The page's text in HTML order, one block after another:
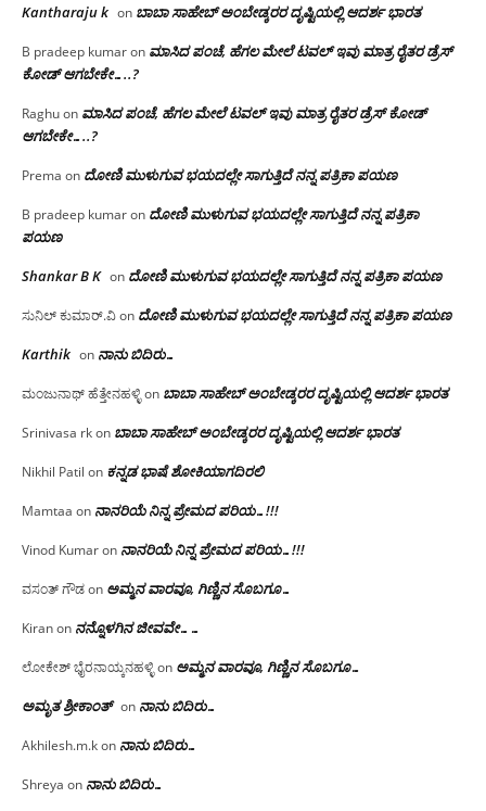
Kantharaju k on ಬಾಬಾ ಸಾಹೇಬ್ ಅಂಬೇಡ್ಕರರ ದೃಷ್ಟಿಯಲ್ಲಿ ಆದರ್ಶ ಭಾರತ
B pradeep kumaron ಮಾಸಿದ ಪಂಚೆ, ಹೆಗಲ ಮೇಲೆ ಟವಲ್‌ ಇವು ಮಾತ್ರ ರೈತರ ಡ್ರೆಸ್‌
ಕೋಡ್ ಆಗಬೇಕೇ…..?‌
Raghuon ಮಾಸಿದ ಪಂಚೆ, ಹೆಗಲ ಮೇಲೆ ಟವಲ್‌ ಇವು ಮಾತ್ರ ರೈತರ ಡ್ರೆಸ್‌ ಕೋಡ್
ಆಗಬೇಕೇ…..?‌
Prema on ದೋಣಿ ಮುಳುಗುವ ಭಯದಲ್ಲೇ ಸಾಗುತ್ತಿದೆ ನನ್ನ ಪತ್ರಿಕಾ ಪಯಣ
B pradeep kumaron ದೋಣಿ ಮುಳುಗುವ ಭಯದಲ್ಲೇ ಸಾಗುತ್ತಿದೆ ನನ್ನ ಪತ್ರಿಕಾ
ಪಯಣ
Shankar B K on ದೋಣಿ ಮುಳುಗುವ ಭಯದಲ್ಲೇ ಸಾಗುತ್ತಿದೆ ನನ್ನ ಪತ್ರಿಕಾ ಪಯಣ
ಸುನಿಲ್ ಕುಮಾರ್.ವಿon ದೋಣಿ ಮುಳುಗುವ ಭಯದಲ್ಲೇ ಸಾಗುತ್ತಿದೆ ನನ್ನ ಪತ್ರಿಕಾ ಪಯಣ
Karthik on ನಾನು ಬಿದಿರು…
ಮಂಜುನಾಥ್ ಹೆತ್ತೇನಹಳ್ಳಿon ಬಾಬಾ ಸಾಹೇಬ್ ಅಂಬೇಡ್ಕರರ ದೃಷ್ಟಿಯಲ್ಲಿ ಆದರ್ಶ ಭಾರತ
Srinivasa rkon ಬಾಬಾ ಸಾಹೇಬ್ ಅಂಬೇಡ್ಕರರ ದೃಷ್ಟಿಯಲ್ಲಿ ಆದರ್ಶ ಭಾರತ
Nikhil Patil on ಕನ್ನಡ ಭಾಷೆ ಶೋಕಿಯಾಗದಿರಲಿ
Mamtaa on ನಾನರಿಯೆ ನಿನ್ನ ಪ್ರೇಮದ ಪರಿಯ…!!!
Vinod Kumaron ನಾನರಿಯೆ ನಿನ್ನ ಪ್ರೇಮದ ಪರಿಯ…!!!
ವಸಂತ್ ಗೌಡon ಅಮ್ಮನ ವಾರವೂ, ಗಿಣ್ಣಿನ ಸೊಬಗೂ…
Kiranon ನನ್ನೊಳಗಿನ ಜೀವವೇ……
ಲೋಕೇಶ್ ಭೈರನಾಯ್ಕನಹಳ್ಳಿon ಅಮ್ಮನ ವಾರವೂ, ಗಿಣ್ಣಿನ ಸೊಬಗೂ…
ಅಮೃತ ಶ್ರೀಕಾಂತ್ on ನಾನು ಬಿದಿರು…
Akhilesh.m.kon ನಾನು ಬಿದಿರು…
Shreya on ನಾನು ಬಿದಿರು…